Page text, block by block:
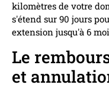
kilomètres de votre
s'étend sur 90 jours
extension jusqu'à 6
Le
et